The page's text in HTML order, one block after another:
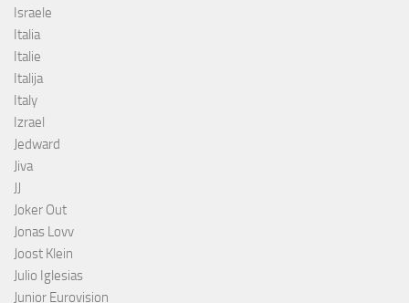
Israele
Italia
Italie
Italija
Italy
Izrael
Jedward
Jiva
JJ
Joker Out
Jonas Lovv
Joost Klein
Julio Iglesias
Junior Eurovision